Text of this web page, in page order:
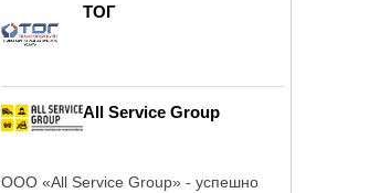
ТОГ
All Service Group
ООО «All Service Group» - успешно